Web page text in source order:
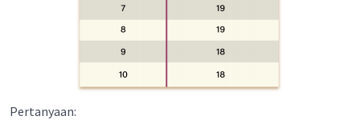
Pertanyaan: